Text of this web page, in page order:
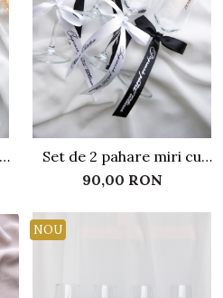
Set de 2 pahare miri cu
panglica si text auriu
90,00 RON
NOU